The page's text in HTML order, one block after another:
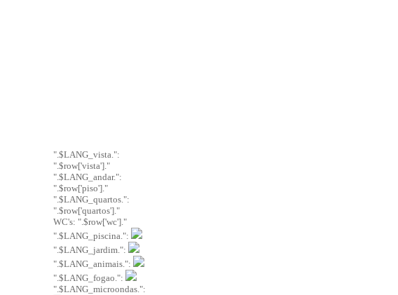
".$LANG_vista.":
".$row['vista']."
".$LANG_andar.":
".$row['piso']."
".$LANG_quartos.":
".$row['quartos']."
WC's: ".$row['wc']."
".$LANG_piscina.":
".$LANG_jardim.":
".$LANG_animais.":
".$LANG_fogao.":
".$LANG_microondas.":